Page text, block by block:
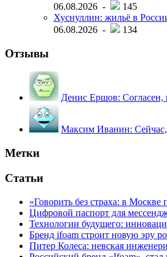
06.08.2026 -
145
Хуснуллин: жильё в
06.08.2026 -
134
Отзывы
Денис Ершов: Согласен,
Максим Иванин:
Метки
Статьи
«Говорить без страха: в
Цифровой паспорт для
Технологии будущего:
Бренд ifoam строит новую эру
Питер Колеса: невская